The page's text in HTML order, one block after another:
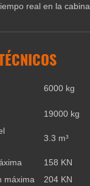
real en la cabina.
6000 kg
19000 kg
3.3 m³
158 KN
máxima
204 KN